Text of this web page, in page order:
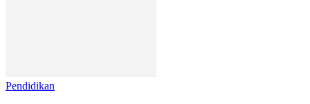
Pendidikan